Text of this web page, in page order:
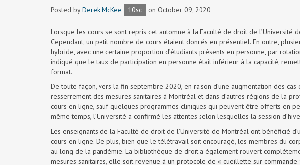
Posted byDerek McKee 10sc on October 09, 2020
Lorsque les cours se sont repris cet automne à la Faculté de droit de l’Université
Cependant, un petit nombre de cours étaient donnés en présentiel. En outre,
hybride, avec une certaine proportion d’étudiants présents en personne, par
indiqué que le taux de participation en personne était inférieur à la capacité,
format.
De toute façon, vers la fin septembre 2020, en raison d’une augmentation des
resserrement des mesures sanitaires à Montréal et dans d’autres régions de la
cours en ligne, sauf quelques programmes cliniques qui peuvent être offerts en
même temps, l’Université a confirmé les attentes selon lesquelles la session
Les enseignants de la Faculté de droit de l’Université de Montréal ont bénéficié
cours en ligne. De plus, bien que le télétravail soit encouragé, les membres du
au long de la pandémie. La bibliothèque de droit a également rouvert
mesures sanitaires, elle soit revenue à un protocole de « cueillette sur